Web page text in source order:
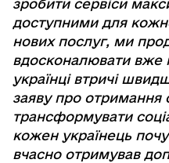
зробити сервіси
доступними для
нових послуг, ми
вдосконалювати вже
українці втричі
заяву про отримання
трансформувати
кожен українець
вчасно отримував